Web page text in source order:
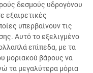
δεσμούς υδρογόνου
εξαιρετικές
υπερβαίνουν τις
Αυτό το εξελιγμένο
επίπεδα, με τα
μοριακού βάρους να
τα μεγαλύτερα μόρια